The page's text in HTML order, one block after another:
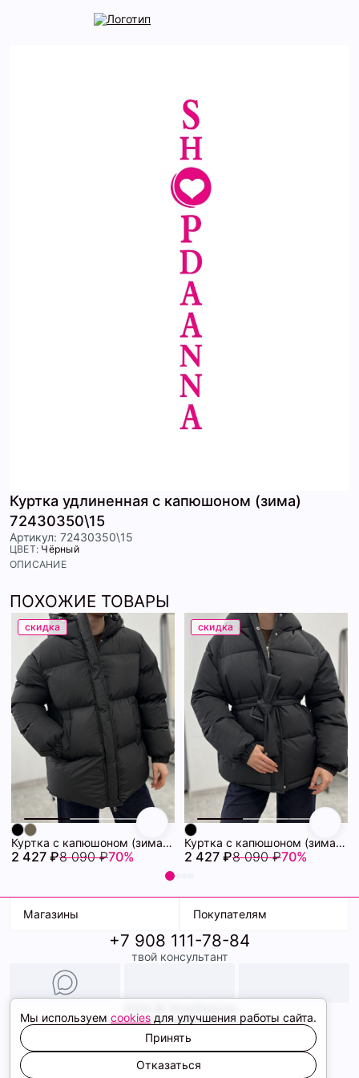
Куртка удлиненная с капюшоном (зима)
72430350\15
Артикул: 72430350\15
ЦВЕТ: Чёрный
ОПИСАНИЕ
ПОХОЖИЕ ТОВАРЫ
скидка
Куртка с капюшоном (зима) 72460880\15
2 427 ₽8 090 ₽70%
скидка
Куртка с капюшоном (зима) 72460878\15
2 427 ₽8 090 ₽70%
Магазины
ТК Терминал
ТРК Континент
Покупателям
Доставка
Условия оплаты
Образы
+7 908 111-78-84
твой консультант
Политика конфиденциальности
Соглашение cookie
Сайт создали
Мы используем cookies для улучшения работы сайта.
Принять
Отказаться